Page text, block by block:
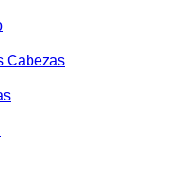
Cabezas